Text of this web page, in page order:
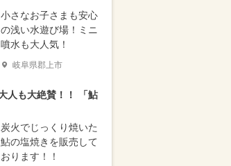
小さなお子さまも安心
の浅い水遊び場！ミニ
噴水も大人気！
岐阜県郡上市
人も大絶賛！！ 「鮎
炭火でじっくり焼いた
鮎の塩焼きを販売して
おります！！